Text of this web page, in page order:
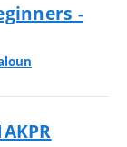
-